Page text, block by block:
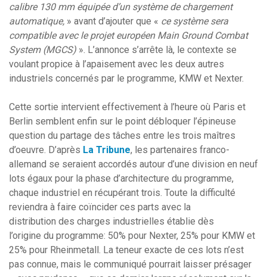
calibre 130 mm équipée d’un système de chargement
automatique, » avant d’ajouter que « ce système sera
compatible avec le projet européen Main Ground Combat
System (MGCS) ». L’annonce s’arrête là, le contexte se
voulant propice à l’apaisement avec les deux autres
industriels concernés par le programme, KMW et Nexter.
Cette sortie intervient effectivement à l’heure où Paris et
Berlin semblent enfin sur le point débloquer l’épineuse
question du partage des tâches entre les trois maîtres
d’oeuvre. D’après La Tribune, les partenaires franco-
allemand se seraient accordés autour d’une division en neuf
lots égaux pour la phase d’architecture du programme,
chaque industriel en récupérant trois. Toute la difficulté
reviendra à faire coïncider ces parts avec la
distribution des charges industrielles établie dès
l’origine du programme: 50% pour Nexter, 25% pour KMW et
25% pour Rheinmetall. La teneur exacte de ces lots n’est
pas connue, mais le communiqué pourrait laisser présager